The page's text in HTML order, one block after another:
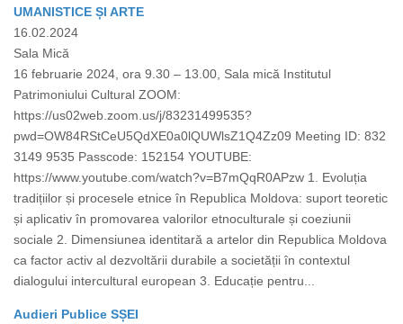
UMANISTICE ȘI ARTE
16.02.2024
Sala Mică
16 februarie 2024, ora 9.30 – 13.00, Sala mică Institutul
Patrimoniului Cultural ZOOM:
https://us02web.zoom.us/j/83231499535?
pwd=OW84RStCeU5QdXE0a0lQUWlsZ1Q4Zz09 Meeting ID: 832
3149 9535 Passcode: 152154 YOUTUBE:
https://www.youtube.com/watch?v=B7mQqR0APzw 1. Evoluția
tradițiilor și procesele etnice în Republica Moldova: suport teoretic
și aplicativ în promovarea valorilor etnoculturale și coeziunii
sociale 2. Dimensiunea identitară a artelor din Republica Moldova
ca factor activ al dezvoltării durabile a societății în contextul
dialogului intercultural european 3. Educație pentru...
Audieri Publice SȘEI